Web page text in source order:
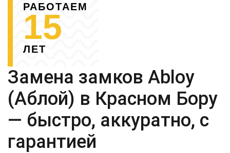
РАБОТАЕМ
15
ЛЕТ
Замена замков Abloy
(Аблой) в Красном Бору
— быстро, аккуратно, с
гарантией